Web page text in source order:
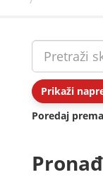
Prikaži
Poredaj prema